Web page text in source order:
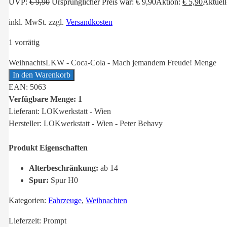
UVP: €9,90 Ursprünglicher Preis war: € 9,90Aktion: € 5,90
inkl. MwSt. zzgl. Versandkosten
1 vorrätig
WeihnachtsLKW - Coca-Cola - Mach jemandem Freude! Menge
In den Warenkorb
EAN: 5063
Verfügbare Menge: 1
Lieferant: LOKwerkstatt - Wien
Hersteller: LOKwerkstatt - Wien - Peter Behavy
Produkt Eigenschaften
Alterbeschränkung: ab 14
Spur: Spur H0
Kategorien: Fahrzeuge, Weihnachten
Lieferzeit: Prompt